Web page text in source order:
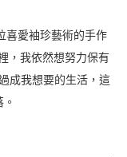
喜愛袖珍藝術的手作
，我依然想努力保有
成我想要的生活，這